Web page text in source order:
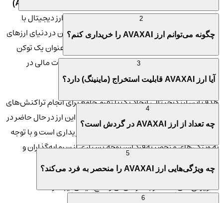
برای ارائه راهکارهای نوآورانه مالی بهره می‌برد. این ارز دیجیتال با
هدف تسهیل تراکنش‌های مالی سریع، ارزان و ایمن در دنیای ارزهای
دیجیتال طراحی شده است. همچنین، AVAXAI به‌عنوان یک توکن
کاربردی، در شبکه آوالانچ به‌عنوان ابزاری برای تعاملات مالی در
اکوسیستمدیفای (DeFi)
استفاده می‌شود.
هدف این ارز دیجیتال، ایجاد یک پلتفرم جامع برای انجام تراکنش‌های
سریع و با هزینه کم در شبکه بلاک‌چین است. این ارز در حال حاضر در
صرافی‌های معتبر مانند کیف پول من قابل خریداری است و با توجه
به ویژگی‌های منحصر به‌فرد آن، توجه بسیاری از سرمایه‌گذاران و
فعالان بازار ارزهای دیجیتال را به خود جلب کرده است.
🛠️ ویژگی‌های منحصر به فرد ای آی والانچ دیفای ایجنتز
چگونه می‌توانم ارز AVAXAI را خریداری کنم؟
آیا ارز AVAXAI قابلیت استخراج (ماینینگ) دارد؟
چه تعداد از ارز AVAXAI در گردش است؟
چه ویژگی‌هایی ارز AVAXAI را منحصر به فرد می‌کند؟